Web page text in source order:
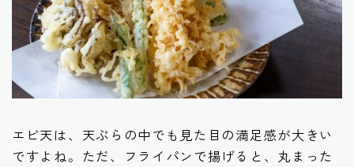
エビ天は、天ぷらの中でも見た目の満足感が大きい
ですよね。ただ、フライパンで揚げると、丸まった